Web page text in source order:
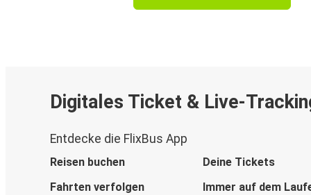
Digitales Ticket & Live-
Entdecke die FlixBus App
Reisen buchen
Deine Tickets
Fahrten verfolgen
Immer auf dem